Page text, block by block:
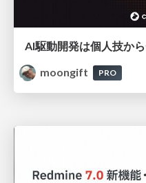
moongift
PRO